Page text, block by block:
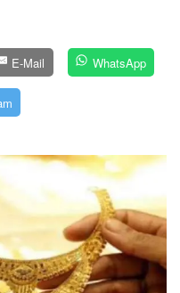
E-Mail WhatsApp